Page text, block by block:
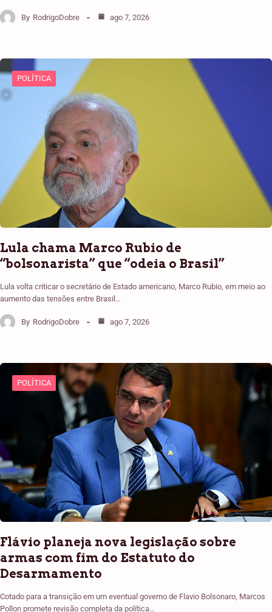
By RodrigoDobre ago 7, 2026
POLÍTICA
Lula chama Marco Rubio de
“bolsonarista” que “odeia o Brasil”
Lula volta criticar o secretário de Estado americano, Marco Rubio, em meio ao
aumento das tensões entre Brasil…
By RodrigoDobre ago 7, 2026
POLÍTICA
Flávio planeja nova legislação sobre
armas com fim do Estatuto do
Desarmamento
Cotado para a transição em um eventual governo de Flavio Bolsonaro, Marcos
Pollon promete revisão completa da política…